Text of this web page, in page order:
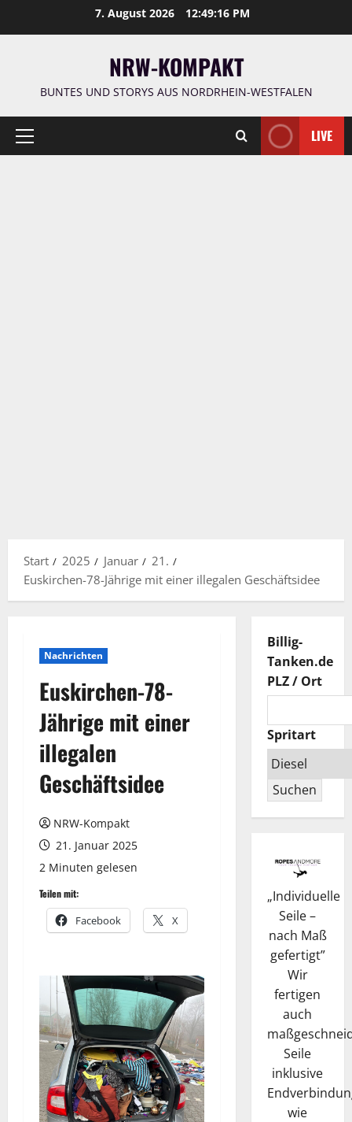
7. August 2026 12:49:17 PM
NRW-KOMPAKT
BUNTES UND STORYS AUS NORDRHEIN-WESTFALEN
Primäres
LIVE
Start 2025 Januar
21.
Euskirchen-78-Jährige mit einer illegalen Geschäftsidee
Nachrichten
Euskirchen-78-
Jährige mit einer
illegalen
Geschäftsidee
NRW-Kompakt
21. Januar 2025
2 Minuten gelesen
Teilen mit:
Facebook X
Billig-
Tanken.de
PLZ / Ort
Spritart
Suchen
„Individuelle
Seile –
nach Maß
gefertigt”
Wir
fertigen
auch
Seile
inklusive
wie